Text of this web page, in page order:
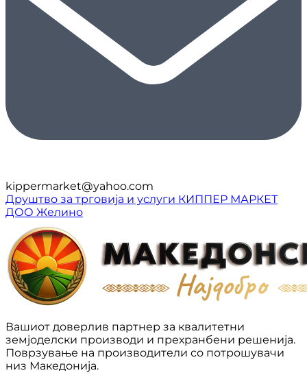
kippermarket@yahoo.com
Друштво за трговија и услуги КИППЕР МАРКЕТ
ДОО Желино
Вашиот доверлив партнер за квалитетни
земјоделски производи и прехранбени решенија.
Поврзување на производители со потрошувачи
низ Македонија.